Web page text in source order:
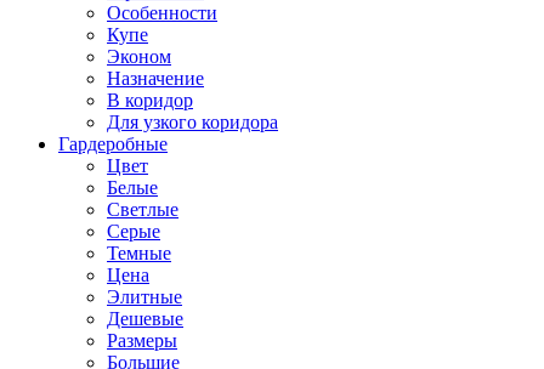
Особенности
Купе
Эконом
Назначение
В коридор
Для узкого коридора
Гардеробные
Цвет
Белые
Светлые
Серые
Темные
Цена
Элитные
Дешевые
Размеры
Большие